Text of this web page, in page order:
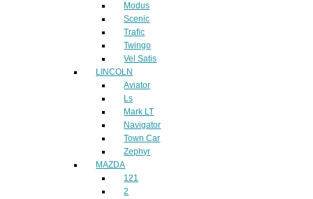
Modus
Scenic
Trafic
Twingo
Vel Satis
LINCOLN
Aviator
Ls
Mark LT
Navigator
Town Car
Zephyr
MAZDA
121
2